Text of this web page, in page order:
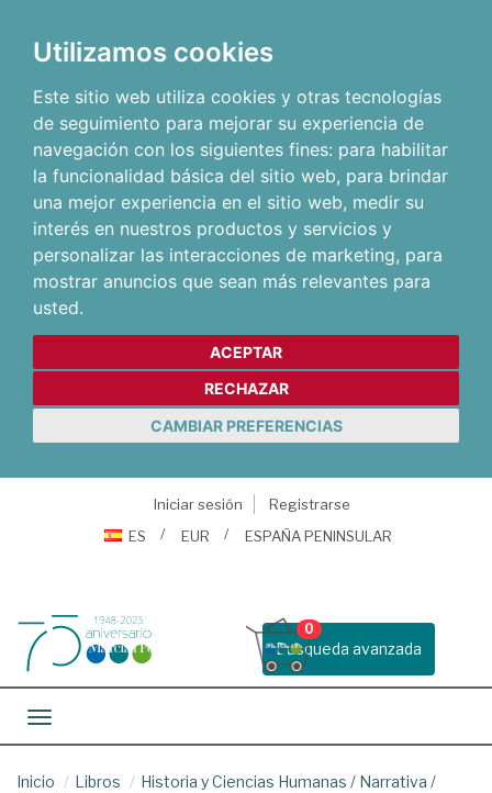
Utilizamos cookies
Este sitio web utiliza cookies y otras tecnologías
de seguimiento para mejorar su experiencia de
navegación con los siguientes fines: para habilitar
la funcionalidad básica del sitio web, para brindar
una mejor experiencia en el sitio web, medir su
interés en nuestros productos y servicios y
personalizar las interacciones de marketing, para
mostrar anuncios que sean más relevantes para
usted.
ACEPTAR
RECHAZAR
CAMBIAR PREFERENCIAS
Iniciar sesión
Registrarse
ES
EUR ESPAÑA PENINSULAR
Busqueda avanzada
0
Toggle navigation
Inicio Libros Historia y Ciencias Humanas / Narrativa /